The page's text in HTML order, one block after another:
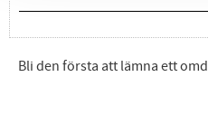
Bli den första att lämna ett